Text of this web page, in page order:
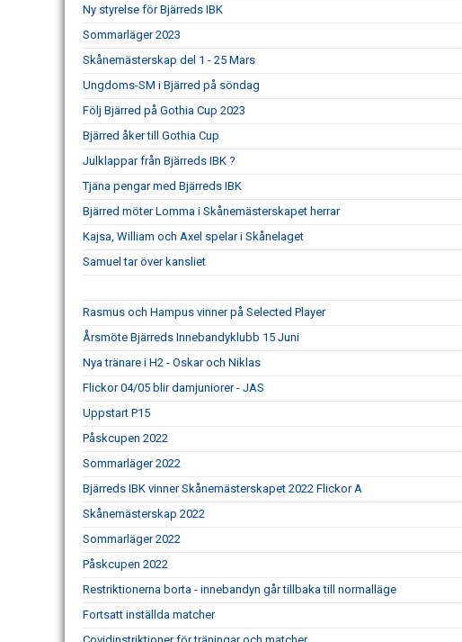
Ny styrelse för Bjärreds IBK
Sommarläger 2023
Skånemästerskap del 1 - 25 Mars
Ungdoms-SM i Bjärred på söndag
Följ Bjärred på Gothia Cup 2023
Bjärred åker till Gothia Cup
Julklappar från Bjärreds IBK ?
Tjäna pengar med Bjärreds IBK
Bjärred möter Lomma i Skånemästerskapet herrar
Kajsa, William och Axel spelar i Skånelaget
Samuel tar över kansliet
Rasmus och Hampus vinner på Selected Player
Årsmöte Bjärreds Innebandyklubb 15 Juni
Nya tränare i H2 - Oskar och Niklas
Flickor 04/05 blir damjuniorer - JAS
Uppstart P15
Påskcupen 2022
Sommarläger 2022
Bjärreds IBK vinner Skånemästerskapet 2022 Flickor A
Skånemästerskap 2022
Sommarläger 2022
Påskcupen 2022
Restriktionerna borta - innebandyn går tillbaka till normalläge
Fortsatt inställda matcher